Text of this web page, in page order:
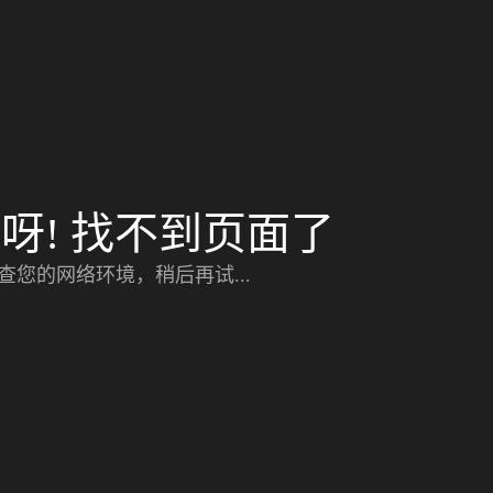
! 找不到页面了
您的网络环境，稍后再试...